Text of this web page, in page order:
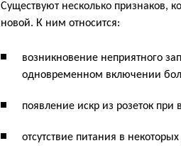
Существуют несколько признаков,
новой. К ним относится:
возникновение неприятного
одновременном включении
появление искр из розеток
отсутствие питания в некоторых